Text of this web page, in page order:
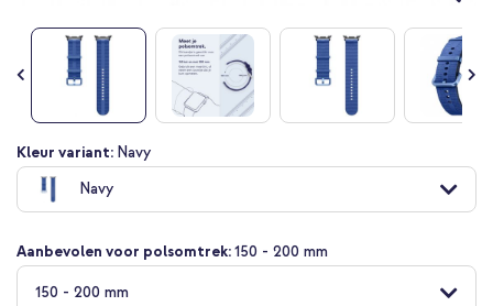
Ga
naar
begin
de
afbeeldingen-
gallerij
Kleur variant: Navy
Navy
Aanbevolen voor polsomtrek:150 - 200 mm
150 - 200 mm